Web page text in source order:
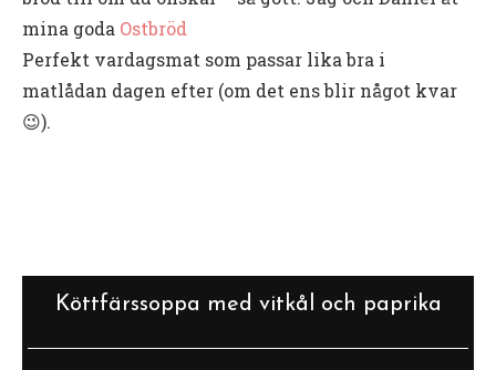
mina goda Ostbröd
Perfekt vardagsmat som passar lika bra i
matlådan dagen efter (om det ens blir något kvar
😉).
Köttfärssoppa med vitkål och paprika